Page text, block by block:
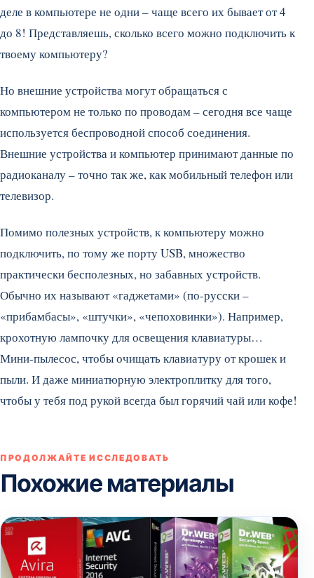
деле в компьютере не одни – чаще всего их бывает от 4
до 8! Представляешь, сколько всего можно подключить к
твоему компьютеру?
Но внешние устройства могут обращаться с
компьютером не только по проводам – сегодня все чаще
используется беспроводной способ соединения.
Внешние устройства и компьютер принимают данные по
радиоканалу – точно так же, как мобильный телефон или
телевизор.
Помимо полезных устройств, к компьютеру можно
подключить, по тому же порту USB, множество
практически бесполезных, но забавных устройств.
Обычно их называют «гаджетами» (по-русски –
«прибамбасы», «штучки», «чепоховинки»). Например,
крохотную лампочку для освещения клавиатуры…
Мини-пылесос, чтобы очищать клавиатуру от крошек и
пыли. И даже миниатюрную электроплитку для того,
чтобы у тебя под рукой всегда был горячий чай или кофе!
ПРОДОЛЖАЙТЕ ИССЛЕДОВАТЬ
Похожие материалы